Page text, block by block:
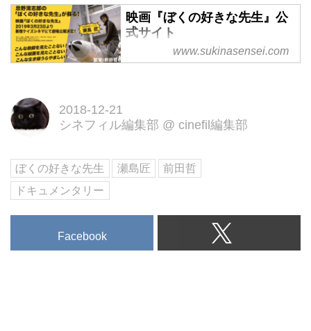
映画『ぼくの好きな先生』公
式サイト
RCサクセションの「ぼくの好き
www.sukinasensei.com
2018-12-21
シネフィル編集部 @ cinefil編集部
ぼくの好きな先生 瀬島匠
前田哲
ドキュメンタリー
Facebook